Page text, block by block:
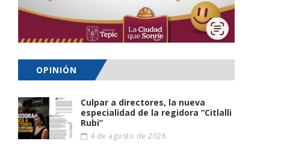
OPINIÓN
Culpar a directores, la nueva
especialidad de la regidora “Citlalli
Rubi”
4 de agosto de 2026